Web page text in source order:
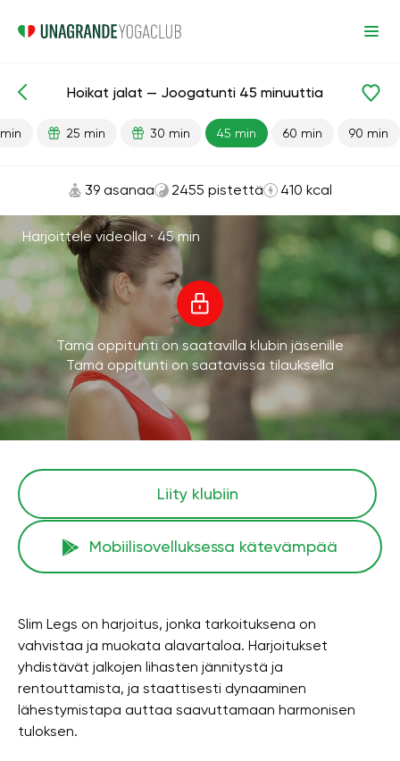
Valmiit oppitunnit Jalat
Hoikat jalat — Joogatunti 45 minuuttia
25 min 30 min 45 min 60 min 90 min
39 asanaa 2455 pistettä 410 kcal
Harjoittele videolla ·45 min
Tämä oppitunti on saatavilla klubin jäsenille
Tämä oppitunti on saatavissa tilauksella
Liity klubiin
Mobiilisovelluksessa kätevämpää
Slim Legs on harjoitus, jonka tarkoituksena on
vahvistaa ja muokata alavartaloa. Harjoitukset
yhdistävät jalkojen lihasten jännitystä ja
rentouttamista, ja staattisesti dynaaminen
lähestymistapa auttaa saavuttamaan harmonisen
tuloksen.